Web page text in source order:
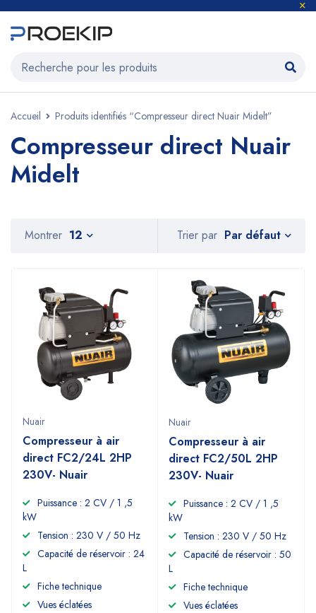
Accueil Produits identifiés “Compresseur direct Nuair Midelt”
Compresseur direct Nuair
Midelt
Trier par Par défaut
Montrer 12
Nuair
Compresseur à air
direct FC2/24L 2HP
230V- Nuair
Puissance : 2 CV / 1 ,5
kW
Tension : 230 V / 50 Hz
Capacité de réservoir : 24
L
Fiche technique
Vues éclatées
Nuair
Compresseur à air
direct FC2/50L 2HP
230V- Nuair
Puissance : 2 CV / 1 ,5
kW
Tension : 230 V / 50 Hz
Capacité de réservoir : 50
L
Fiche technique
Vues éclatées